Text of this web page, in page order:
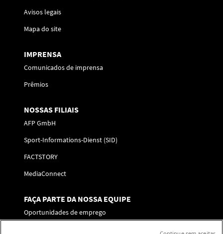
Avisos legais
Mapa do site
IMPRENSA
Comunicados de imprensa
Prêmios
NOSSAS FILIAIS
AFP GmbH
Sport-Informations-Dienst (SID)
FACTSTORY
MediaConnect
FAÇA PARTE DA NOSSA EQUIPE
Oportunidades de emprego